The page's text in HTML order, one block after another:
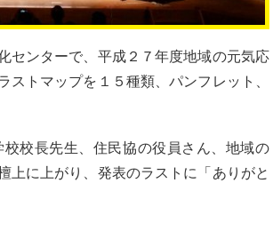
センターで、平成２７年度地域の元気応
トマップを１５種類、パンフレット、
校長先生、住民協の役員さん、地域の
上に上がり、発表のラストに「ありがと